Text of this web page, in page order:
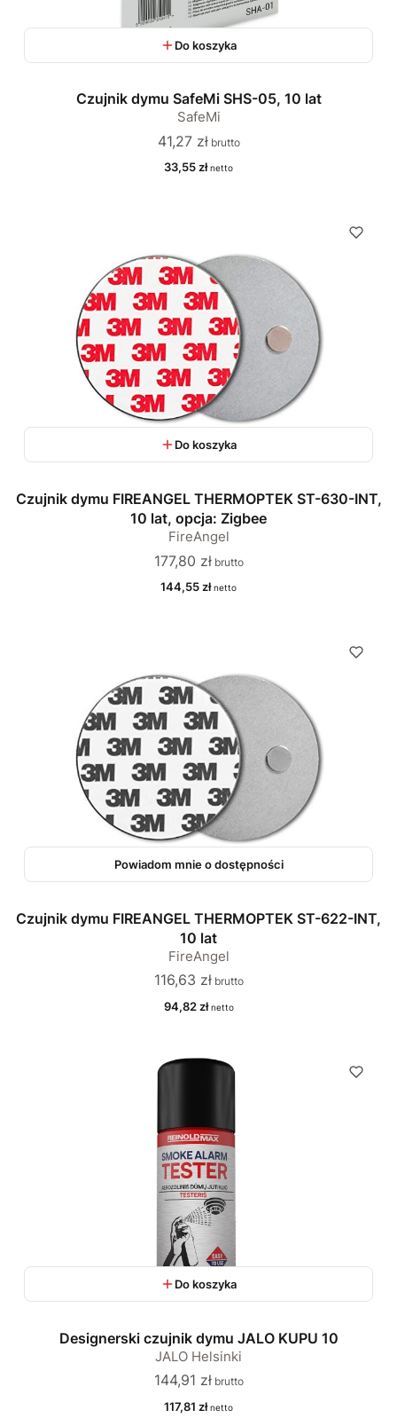
Do koszyka
Czujnik dymu SafeMi SHS-05, 10 lat
SafeMi
Cena
41,27 zł
Cena
33,55 zł
Do koszyka
Czujnik dymu FIREANGEL THERMOPTEK ST-630-INT,
10 lat, opcja: Zigbee
FireAngel
Cena
177,80 zł
Cena
144,55 zł
Powiadom mnie o dostępności
Czujnik dymu FIREANGEL THERMOPTEK ST-622-INT,
10 lat
FireAngel
Cena
116,63 zł
Cena
94,82 zł
Do koszyka
Designerski czujnik dymu JALO KUPU 10
JALO Helsinki
Cena
144,91 zł
Cena
117,81 zł